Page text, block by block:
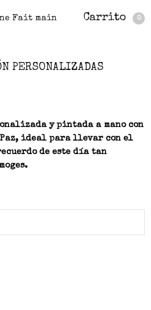
Carrito 0
PERSONALIZADAS
y pintada a mano con
Paz, ideal para llevar con el
de este día tan